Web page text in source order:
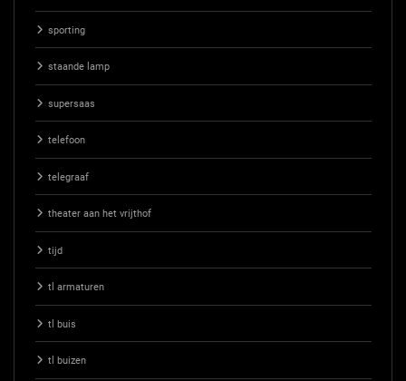
sporting
staande lamp
supersaas
telefoon
telegraaf
theater aan het vrijthof
tijd
tl armaturen
tl buis
tl buizen